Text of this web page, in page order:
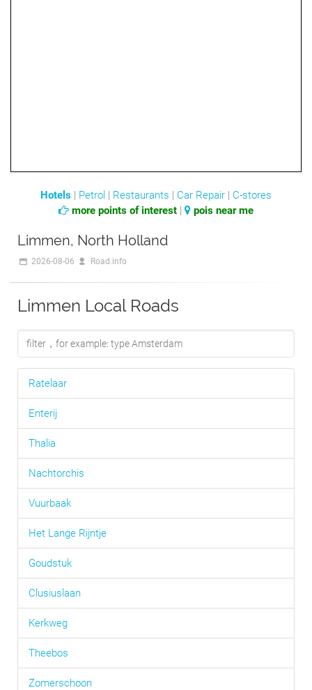
Hotels | Petrol | Restaurants | Car Repair | C-stores
more points of interest | pois near me
Limmen, North Holland
2026-08-06 Road.info
Limmen Local Roads
Ratelaar
Enterij
Thalia
Nachtorchis
Vuurbaak
Het Lange Rijntje
Goudstuk
Clusiuslaan
Kerkweg
Theebos
Zomerschoon